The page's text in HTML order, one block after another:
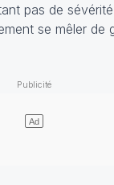
pas de
se mêler de